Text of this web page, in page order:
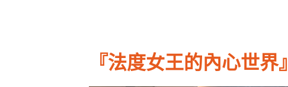
『法度女王的內心世界』